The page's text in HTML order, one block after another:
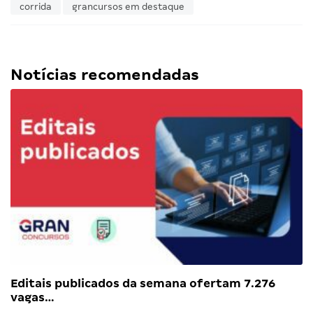
corrida grancursos em destaque
Notícias recomendadas
Editais publicados da semana ofertam 7.276
vagas…